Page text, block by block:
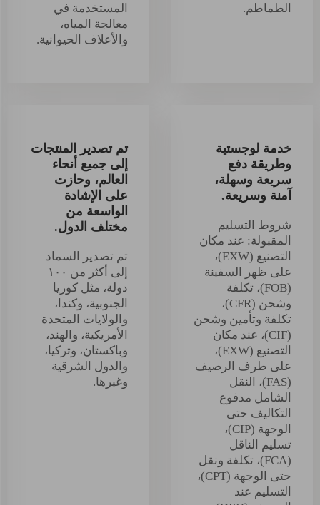
الطماطم.
المستخدمة في
معالجة المياه،
والأعلاف الحيوانية.
خدمة لوجستية
وطريقة دفع
سريعة وسهلة،
آمنة وسريعة.
شروط التسليم
المقبولة: عند مكان
التصنيع (EXW)،
على ظهر السفينة
(FOB)، تكلفة
وشحن (CFR)،
تكلفة وتأمين وشحن
(CIF)، عند مكان
التصنيع (EXW)،
على طرف الرصيف
(FAS)، النقل
الشامل مدفوع
التكاليف حتى
الوجهة (CIP)،
تسليم الناقل
(FCA)، تكلفة ونقل
حتى الوجهة (CPT)،
التسليم عند
تم تصدير المنتجات
إلى جميع أنحاء
العالم، وحازت
على الإشادة
الواسعة من
مختلف الدول.
تم تصدير السماد
إلى أكثر من ١٠٠
دولة، مثل كوريا
الجنوبية، وكندا،
والولايات المتحدة
الأمريكية، والهند،
وباكستان، وتركيا،
والدول الشرقية
وغيرها.